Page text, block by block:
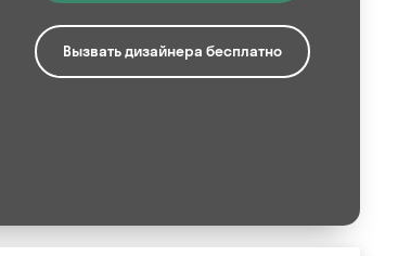
Вызвать дизайнера бесплатно